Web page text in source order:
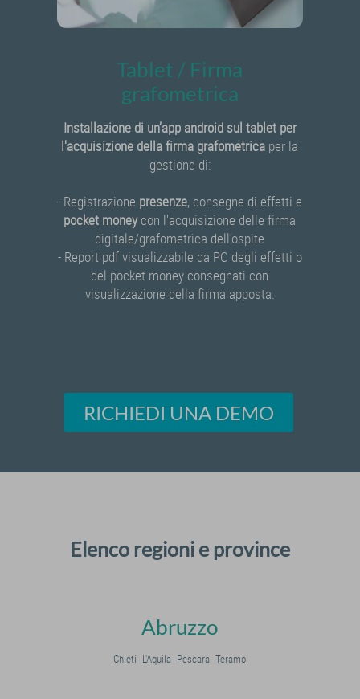
Tablet / Firma
grafometrica
Installazione di un’app android sul tablet per
l'acquisizione della firma grafometrica per la
gestione di:
- Registrazione presenze, consegne di effetti e
pocket moneycon l'acquisizione delle firma
digitale/grafometrica dell’ospite
- Report pdf visualizzabile da PC degli effetti o
del pocket money consegnati con
visualizzazione della firma apposta.
RICHIEDI UNA DEMO
Elenco regioni e province
Abruzzo
Chieti L'Aquila Pescara Teramo